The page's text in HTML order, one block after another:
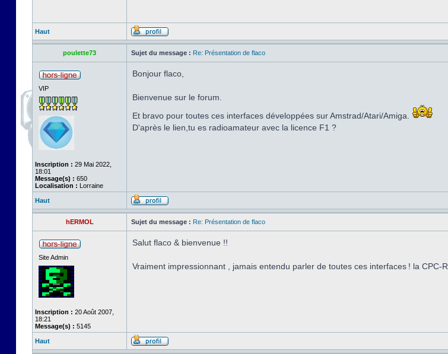
Haut
poulette73 Sujet du message : Re: Présentation de flaco
VIP
Inscription : 29 Mai 2022,
18:01
Message(s) : 650
Localisation : Lorraine
Bonjour flaco,
Bienvenue sur le forum.
Et bravo pour toutes ces interfaces développées sur Amstrad/Atari/Amiga.
D'après le lien,tu es radioamateur avec la licence F1 ?
Haut
hERMOL Sujet du message : Re: Présentation de flaco
Site Admin
Inscription : 20 Août 2007,
18:21
Message(s) : 5145
Salut flaco & bienvenue !!
Vraiment impressionnant , jamais entendu parler de toutes ces interfaces ! la
Haut